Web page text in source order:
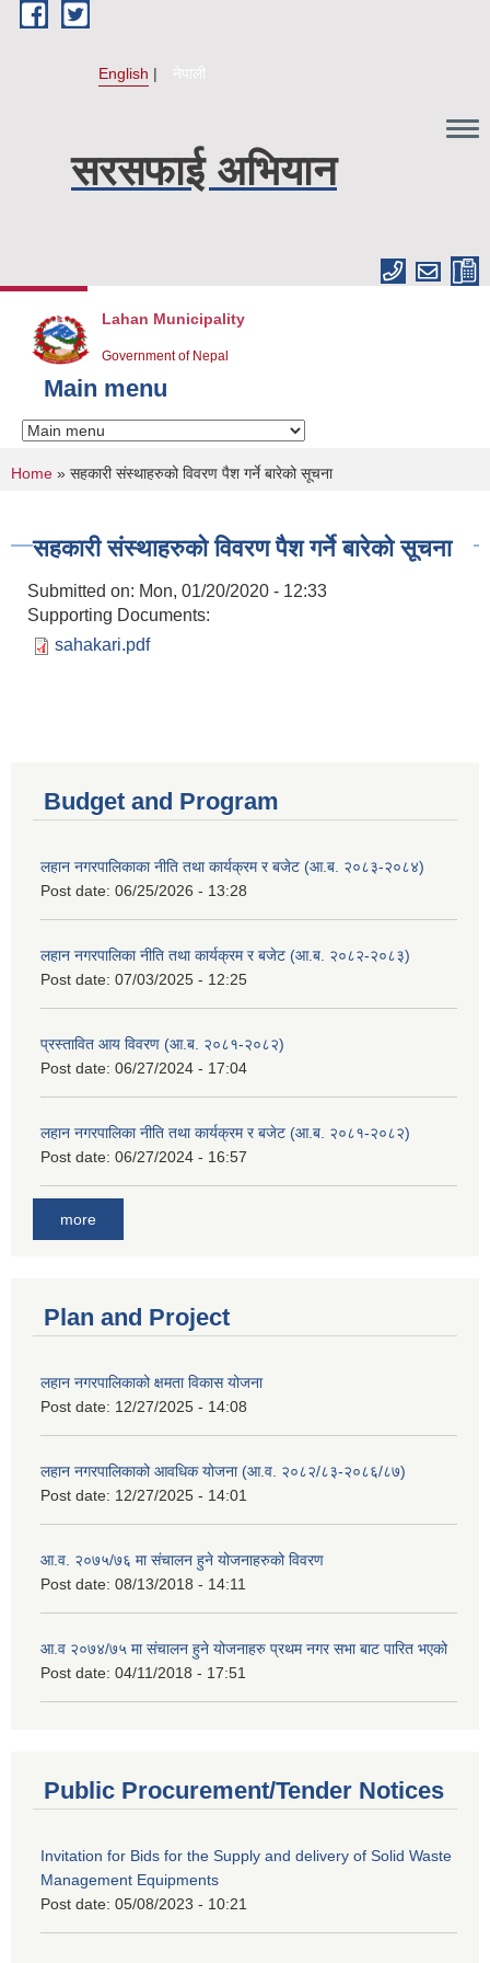
Skip to main content
English नेपाली
सरसफाई अभियान
Lahan Municipality
Government of Nepal
Main menu
You are here
Home » सहकारी संस्थाहरुको विवरण पैश गर्ने बारेको सूचना
सहकारी संस्थाहरुको विवरण पैश गर्ने बारेको सूचना
Submitted on: Mon, 01/20/2020 - 12:33
Supporting Documents:
sahakari.pdf
Budget and Program
लहान नगरपालिकाका नीति तथा कार्यक्रम र बजेट (आ.ब. २०८३-२०८४)
Post date: 06/25/2026 - 13:28
लहान नगरपालिका नीति तथा कार्यक्रम र बजेट (आ.ब. २०८२-२०८३)
Post date: 07/03/2025 - 12:25
प्रस्तावित आय विवरण (आ.ब. २०८१-२०८२)
Post date: 06/27/2024 - 17:04
लहान नगरपालिका नीति तथा कार्यक्रम र बजेट (आ.ब. २०८१-२०८२)
Post date: 06/27/2024 - 16:57
more
Plan and Project
लहान नगरपालिकाको क्षमता विकास योजना
Post date: 12/27/2025 - 14:08
लहान नगरपालिकाको आवधिक योजना (आ.व. २०८२/८३-२०८६/८७)
Post date: 12/27/2025 - 14:01
आ.व. २०७५/७६ मा संचालन हुने योजनाहरुको विवरण
Post date: 08/13/2018 - 14:11
आ.व २०७४/७५ मा संचालन हुने योजनाहरु प्रथम नगर सभा बाट पारित भएको
Post date: 04/11/2018 - 17:51
Public Procurement/Tender Notices
Invitation for Bids for the Supply and delivery of Solid Waste
Management Equipments
Post date: 05/08/2023 - 10:21